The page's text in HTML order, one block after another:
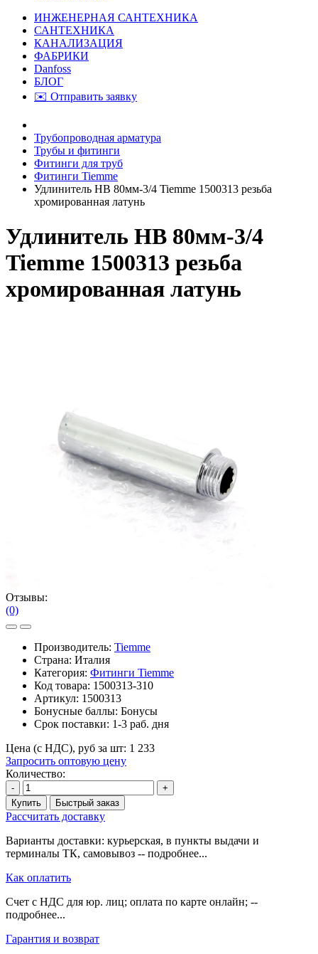
ИНЖЕНЕРНАЯ САНТЕХНИКА
САНТЕХНИКА
КАНАЛИЗАЦИЯ
ФАБРИКИ
Danfoss
БЛОГ
✉️ Отправить заявку
Трубопроводная арматура
Трубы и фитинги
Фитинги для труб
Фитинги Tiemme
Удлинитель НВ 80мм-3/4 Tiemme 1500313 резьба
хромированная латунь
Удлинитель НВ 80мм-3/4
Tiemme 1500313 резьба
хромированная латунь
Отзывы:
(0)
Производитель: Tiemme
Страна: Италия
Категория: Фитинги Tiemme
Код товара: 1500313-310
Артикул: 1500313
Бонусные баллы: Бонусы
Срок поставки: 1-3 раб. дня
Цена (с НДС), руб за шт: 1 233
Запросить оптовую цену
Количество:
-
+
Купить
Быстрый заказ
Рассчитать доставку
Варианты доставки: курьерская, в пункты выдачи и
терминалы ТК, самовывоз -- подробнее...
Как оплатить
Счет с НДС для юр. лиц; оплата по карте онлайн; --
подробнее...
Гарантия и возврат